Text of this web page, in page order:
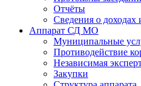
Отчёты
Сведения о доходах
Аппарат СД МО
Муниципальные
Противодействие
Независимая
Закупки